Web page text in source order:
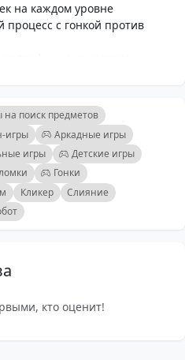
на каждом уровне
с гонкой против
кликов мыши
игр на поиск предметов и
повышения напряжения
обеспечивая веселье для
на поиск предметов
игры
Аркадные игры
игры
Детские игры
Гонки
Кликер
Слияние
кто оценит!